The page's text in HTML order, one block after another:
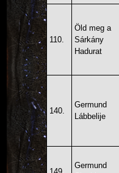
110.
Öld meg a
Sárkány
Hadurat
140.
Germund
Lábbelije
Germund